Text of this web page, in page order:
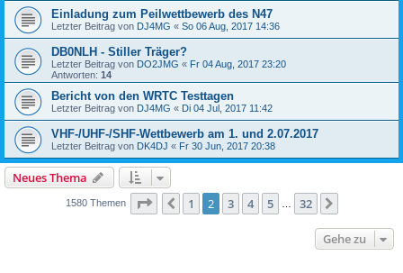
Einladung zum Peilwettbewerb des N47
Letzter Beitrag von DJ4MG « So 06 Aug, 2017 14:36
DB0NLH - Stiller Träger?
Letzter Beitrag von DO2JMG « Fr 04 Aug, 2017 23:20
Antworten: 14
Bericht von den WRTC Testtagen
Letzter Beitrag von DJ4MG « Di 04 Jul, 2017 11:42
VHF-/UHF-/SHF-Wettbewerb am 1. und 2.07.2017
Letzter Beitrag von DK4DJ « Fr 30 Jun, 2017 20:38
Neues Thema
1580 Themen Seite von
Vorherige
1 2 3 4 5 32
Gehe zu